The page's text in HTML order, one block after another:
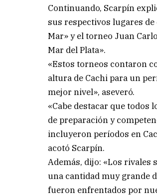
Continuando, Scarpín
sus respectivos lugares
Mar» y el torneo Juan
Mar del Plata».
«Estos torneos contaron
altura de Cachi para un
mejor nivel», aseveró.
«Cabe destacar que todos
de preparación y
incluyeron períodos en
acotó Scarpín.
Además, dijo: «Los
una cantidad muy grande
fueron enfrentados por